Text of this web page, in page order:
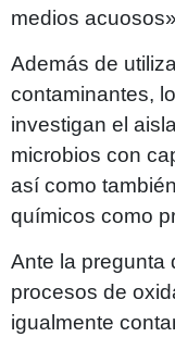
medios
Además de
contaminantes,
investigan el
microbios con
así como
químicos como
Ante la pregunta
procesos de
igualmente